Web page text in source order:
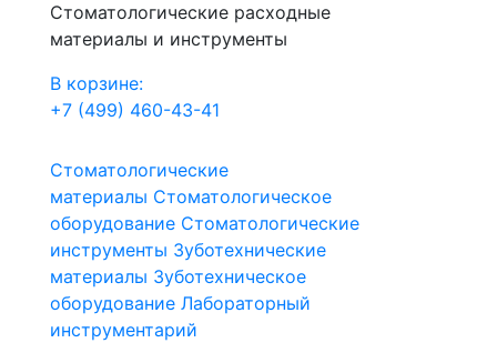
Стоматологические расходные
материалы и инструменты
В корзине:
+7 (499) 460-43-41
Стоматологические
материалы Стоматологическое
оборудование Стоматологические
инструменты Зуботехнические
материалы Зуботехническое
оборудование Лабораторный
инструментарий